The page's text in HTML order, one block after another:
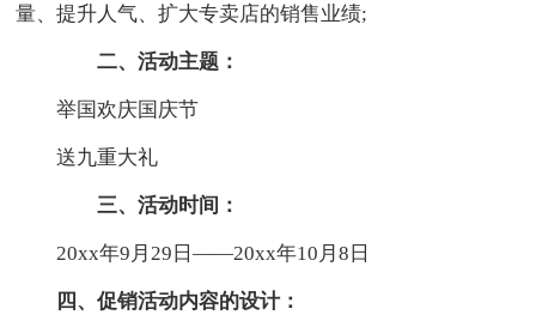
量、提升人气、扩大专卖店的销售业绩;
二、活动主题：
举国欢庆国庆节
送九重大礼
三、活动时间：
20xx年9月29日——20xx年10月8日
四、促销活动内容的设计：